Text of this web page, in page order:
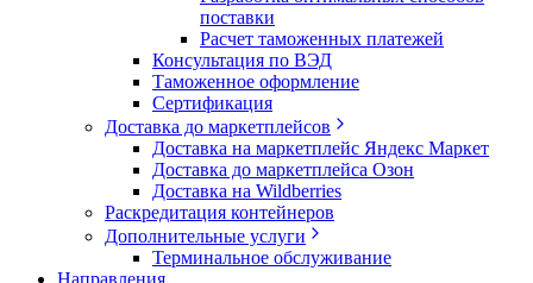
поставки
Расчет таможенных платежей
Консультация по ВЭД
Таможенное оформление
Сертификация
Доставка до маркетплейсов
Доставка на маркетплейс Яндекс Маркет
Доставка до маркетплейса Озон
Доставка на Wildberries
Раскредитация контейнеров
Дополнительные услуги
Терминальное обслуживание